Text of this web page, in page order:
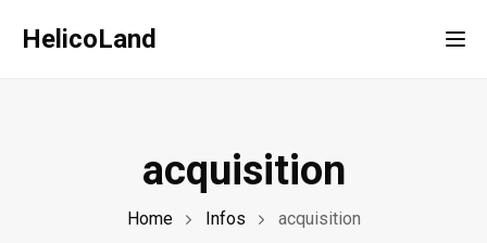
HelicoLand
acquisition
Home Infos acquisition